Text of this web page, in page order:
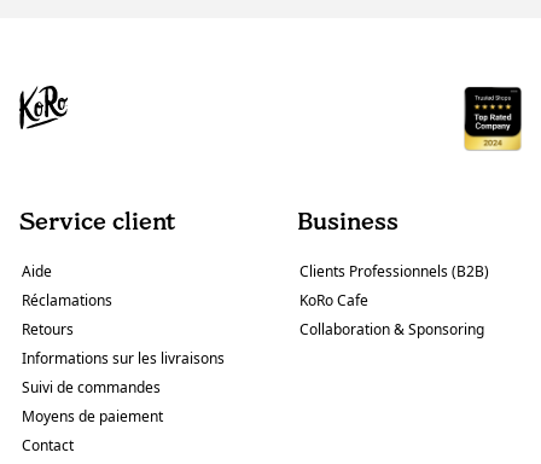
Service client
Aide
Réclamations
Retours
Informations sur les livraisons
Suivi de commandes
Moyens de paiement
Contact
Business
Clients Professionnels (B2B)
KoRo Cafe
Collaboration & Sponsoring